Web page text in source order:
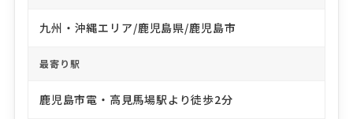
九州・沖縄エリア/鹿児島県/鹿児島市
最寄り駅
鹿児島市電・高見馬場駅より徒歩2分